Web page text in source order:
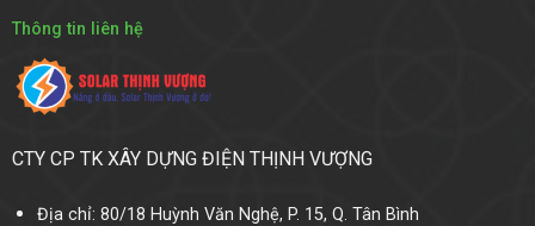
Thông tin liên hệ
CTY CP TK XÂY DỰNG ĐIỆN THỊNH VƯỢNG
Địa chỉ: 80/18 Huỳnh Văn Nghệ, P. 15, Q. Tân Bình